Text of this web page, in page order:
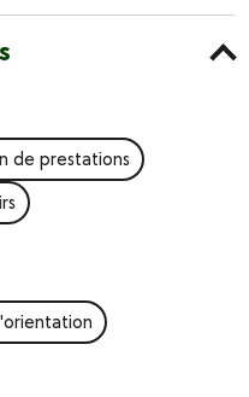
de prestations